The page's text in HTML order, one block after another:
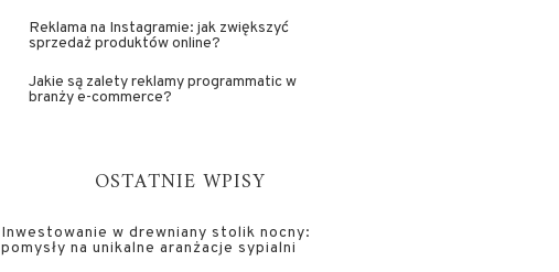
Reklama na Instagramie: jak zwiększyć
sprzedaż produktów online?
Jakie są zalety reklamy programmatic w
branży e-commerce?
OSTATNIE WPISY
Inwestowanie w drewniany stolik nocny:
pomysły na unikalne aranżacje sypialni